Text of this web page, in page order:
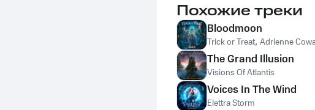
Похожие треки
Bloodmoon
Trick or Treat, Adrienne
The Grand Illusion
Visions Of Atlantis
Voices In The Wind
Elettra Storm